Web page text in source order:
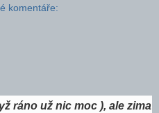
komentáře:
ráno už nic moc ), ale zima